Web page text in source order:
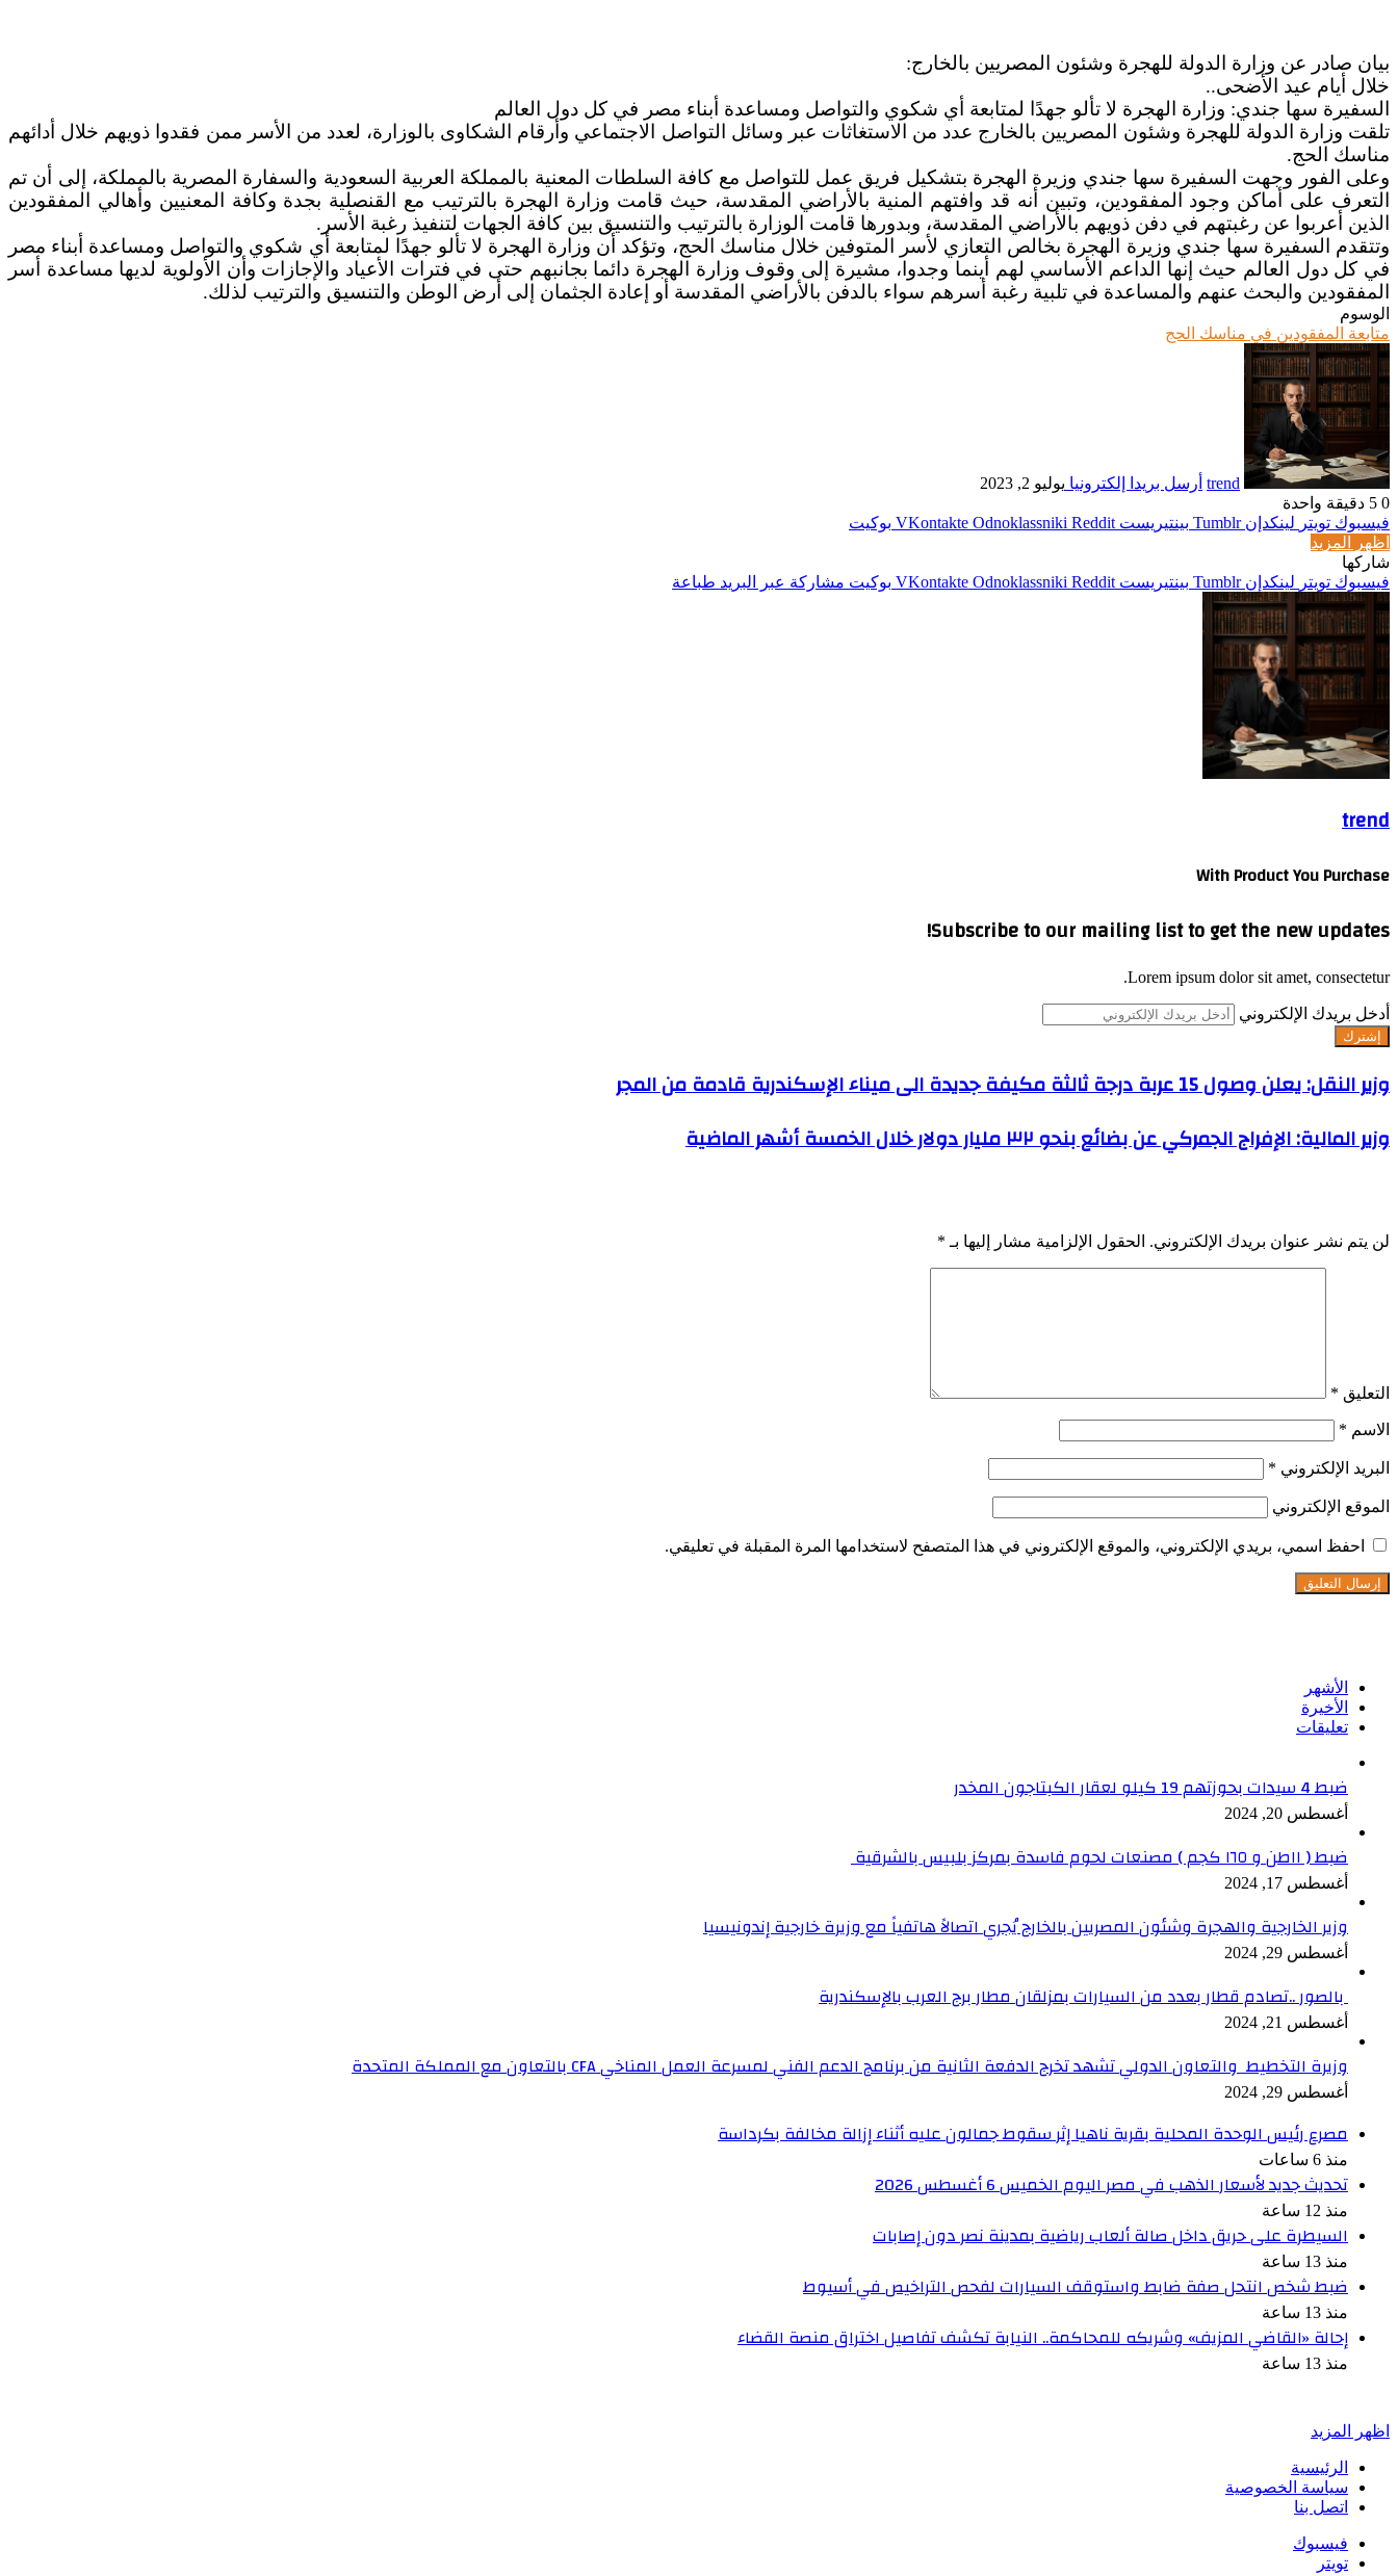
بيان صادر عن وزارة الدولة للهجرة وشئون المصريين بالخارج:
خلال أيام عيد الأضحى..
السفيرة سها جندي: وزارة الهجرة لا تألو جهدًا لمتابعة أي شكوي والتواصل ومساعدة أبناء مصر في كل دول العالم
تلقت وزارة الدولة للهجرة وشئون المصريين بالخارج عدد من الاستغاثات عبر وسائل التواصل الاجتماعي وأرقام الشكاوى بالوزارة، لعدد من الأسر ممن فقدوا ذويهم خلال أدائهم
مناسك الحج.
وعلى الفور وجهت السفيرة سها جندي وزيرة الهجرة بتشكيل فريق عمل للتواصل مع كافة السلطات المعنية بالمملكة العربية السعودية والسفارة المصرية بالمملكة، إلى أن تم
التعرف على أماكن وجود المفقودين، وتبين أنه قد وافتهم المنية بالأراضي المقدسة، حيث قامت وزارة الهجرة بالترتيب مع القنصلية بجدة وكافة المعنيين وأهالي المفقودين
الذين أعربوا عن رغبتهم في دفن ذويهم بالأراضي المقدسة، وبدورها قامت الوزارة بالترتيب والتنسيق بين كافة الجهات لتنفيذ رغبة الأسر.
وتتقدم السفيرة سها جندي وزيرة الهجرة بخالص التعازي لأسر المتوفين خلال مناسك الحج، وتؤكد أن وزارة الهجرة لا تألو جهدًا لمتابعة أي شكوي والتواصل ومساعدة أبناء مصر
في كل دول العالم حيث إنها الداعم الأساسي لهم أينما وجدوا، مشيرة إلى وقوف وزارة الهجرة دائما بجانبهم حتى في فترات الأعياد والإجازات وأن الأولوية لديها مساعدة أسر
المفقودين والبحث عنهم والمساعدة في تلبية رغبة أسرهم سواء بالدفن بالأراضي المقدسة أو إعادة الجثمان إلى أرض الوطن والتنسيق والترتيب لذلك.
الوسوم
متابعة المفقودين في مناسك الحج
trend أرسل بريدا إلكترونيا يوليو 2, 2023
0
دقيقة واحدة
فيسبوك تويتر لينكدإن بينتيريست Odnoklassniki
بوكيت
اظهر المزيد
شاركها
فيسبوك تويتر لينكدإن بينتيريست Odnoklassniki بوكيت مشاركة عبر البريد طباعة
trend
With Product You Purchase
Subscribe to our mailing list to get the new updates!
Lorem ipsum dolor sit amet, consectetur.
أدخل بريدك الإلكتروني
وزير النقل: يعلن وصول 15 عربة درجة ثالثة مكيفة جديدة الى ميناء الإسكندرية قادمة من المجر
وزير المالية: الإفراج الجمركي عن بضائع بنحو ٣٢ مليار دولار خلال الخمسة أشهر الماضية
لن يتم نشر عنوان بريدك الإلكتروني. الحقول الإلزامية مشار إليها بـ *
التعليق *
الاسم *
البريد الإلكتروني *
الموقع الإلكتروني
احفظ اسمي، بريدي الإلكتروني، والموقع الإلكتروني في هذا المتصفح لاستخدامها المرة المقبلة في تعليقي.
الأشهر
الأخيرة
تعليقات
ضبط 4 سيدات بحوزتهم 19 كيلو لعقار الكبتاجون المخدر
أغسطس 20, 2024
ضبط ( ١١طن و ١٦٥ كجم ) مصنعات لحوم فاسدة بمركز بلبيس بالشرقية
أغسطس 17, 2024
وزير الخارجية والهجرة وشئون المصريين بالخارج يُجري اتصالاً هاتفياً مع وزيرة خارجية إندونيسيا
أغسطس 29, 2024
بالصور ..تصادم قطار بعدد من السيارات بمزلقان مطار برج العرب بالإسكندرية
أغسطس 21, 2024
وزيرة التخطيط والتعاون الدولي تشهد تخرج الدفعة الثانية من برنامج الدعم الفني لمسرعة العمل المناخي CFA بالتعاون مع المملكة المتحدة
أغسطس 29, 2024
مصرع رئيس الوحدة المحلية بقرية ناهيا إثر سقوط جمالون عليه أثناء إزالة مخالفة بكرداسة
منذ 6 ساعات
تحديث جديد لأسعار الذهب في مصر اليوم الخميس 6 أغسطس 2026
منذ 12 ساعة
السيطرة على حريق داخل صالة ألعاب رياضية بمدينة نصر دون إصابات
منذ 13 ساعة
ضبط شخص انتحل صفة ضابط واستوقف السيارات لفحص التراخيص في أسيوط
منذ 13 ساعة
إحالة «القاضي المزيف» وشريكه للمحاكمة.. النيابة تكشف تفاصيل اختراق منصة القضاء
منذ 13 ساعة
اظهر المزيد
الرئيسية
سياسة الخصوصية
اتصل بنا
فيسبوك
تويتر